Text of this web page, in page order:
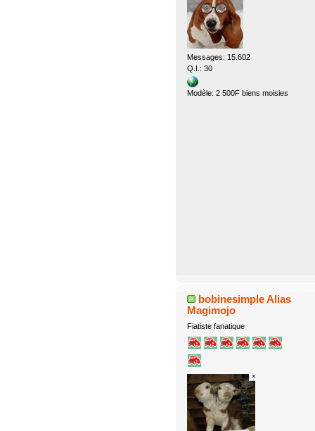
Messages: 15.602
Q.I.: 30
Modèle: 2 500F biens moisies
bobinesimple Alias
Magimojo
Fiatiste fanatique